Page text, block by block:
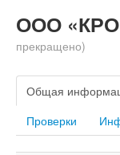
ООО
прекращено)
Общая
Проверки